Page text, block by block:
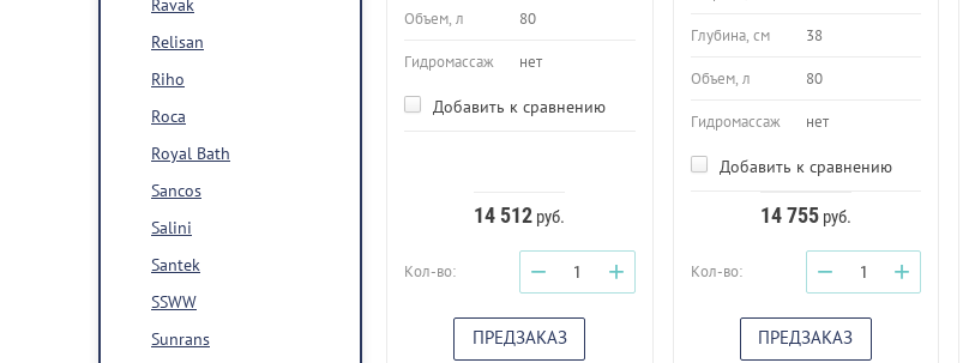
Ravak
Relisan
Riho
Roca
Royal Bath
Sancos
Salini
Santek
SSWW
Sunrans
Объем, л 80
Гидромассаж нет
Добавить к сравнению
14 512 руб.
Кол-во: − +
ПРЕДЗАКАЗ
Глубина, см 38
Объем, л 80
Гидромассаж нет
Добавить к сравнению
14 755руб.
Кол-во: − +
ПРЕДЗАКАЗ